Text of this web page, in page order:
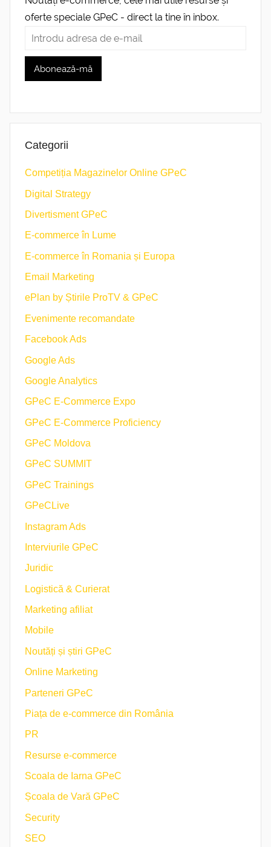
oferte speciale GPeC - direct la tine în inbox.
Categorii
Competiția Magazinelor Online GPeC
Digital Strategy
Divertisment GPeC
E-commerce în Lume
E-commerce în Romania și Europa
Email Marketing
ePlan by Știrile ProTV & GPeC
Evenimente recomandate
Facebook Ads
Google Ads
Google Analytics
GPeC E-Commerce Expo
GPeC E-Commerce Proficiency
GPeC Moldova
GPeC SUMMIT
GPeC Trainings
GPeCLive
Instagram Ads
Interviurile GPeC
Juridic
Logistică & Curierat
Marketing afiliat
Mobile
Noutăți și știri GPeC
Online Marketing
Parteneri GPeC
Piața de e-commerce din România
PR
Resurse e-commerce
Scoala de Iarna GPeC
Școala de Vară GPeC
Security
SEO